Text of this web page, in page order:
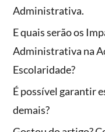
Administrativa.
E quais serão os
Administrativa na
Escolaridade?
É possível garantir
demais?